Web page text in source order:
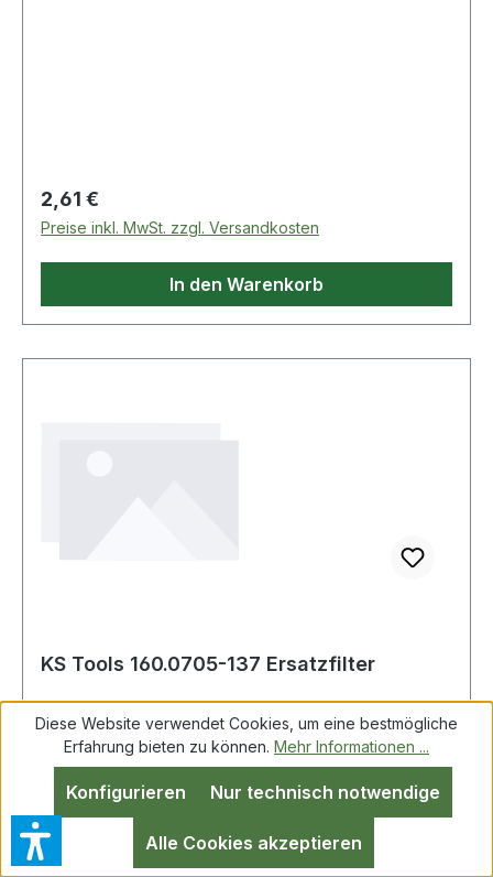
Regulärer Preis:
2,61 €
Preise inkl. MwSt. zzgl. Versandkosten
In den Warenkorb
KS Tools 160.0705-137 Ersatzfilter
KS Tools 160.0705-137 Ersatzfilter
Diese Website verwendet Cookies, um eine bestmögliche
Erfahrung bieten zu können. Mehr Informationen ...
Nur technisch notwendige
Konfigurieren
Alle Cookies akzeptieren